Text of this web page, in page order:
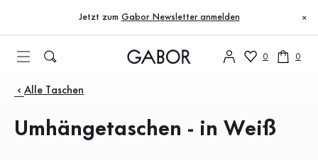
Zum Inhaltsverzeichnis
Zur Hauptnavigation
Jetzt zum Gabor Newsletter anmelden ×
0 0
Produkte
Alle Taschen
Umhängetaschen - in Weiß